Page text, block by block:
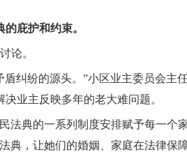
庇护和约束。
论。
纠纷的源头。”小区业主委员会主
业主反映多年的老大难问题。
法典的一系列制度安排赋予每一个
典，让她们的婚姻、家庭在法律保